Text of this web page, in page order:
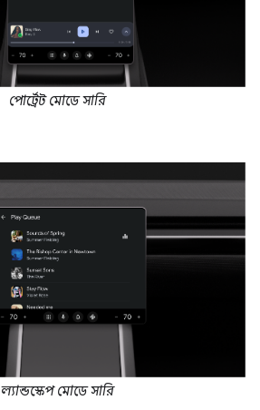
পোর্ট্রেট মোডে সারি
ল্যান্ডস্কেপ মোডে সারি